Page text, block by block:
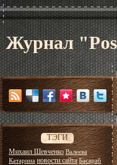
Журнал
ТЭГИ
Михаил Шевченко Валеева
Катарина новости сайта Басараб